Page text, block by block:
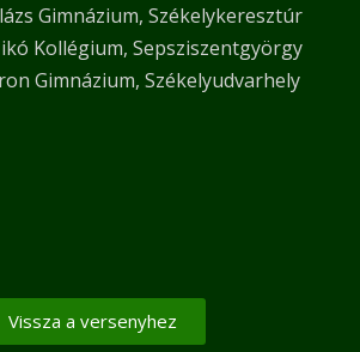
Gimnázium, Székelykeresztúr
Kollégium, Sepsziszentgyörgy
Gimnázium, Székelyudvarhely
Vissza a versenyhez